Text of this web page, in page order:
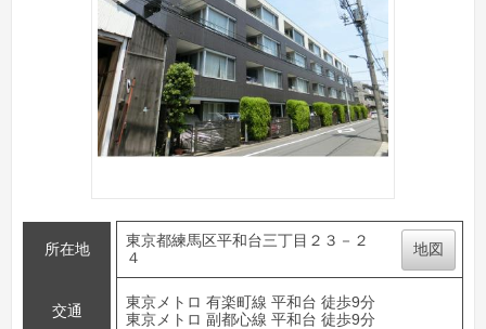
所在地
東京都練馬区平和台三丁目２３－２
４
地図
交通
東京メトロ 有楽町線 平和台 徒歩9分
東京メトロ 副都心線 平和台 徒歩9分